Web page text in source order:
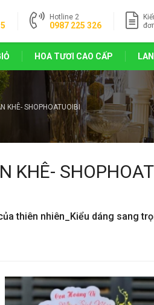
Hotline 2
0987 225 326
HOA TƯƠI CAO CẤP
KHÊ- SHOPHOATUOIBI
KHÊ-
thiên nhiên_Kiểu dáng sang